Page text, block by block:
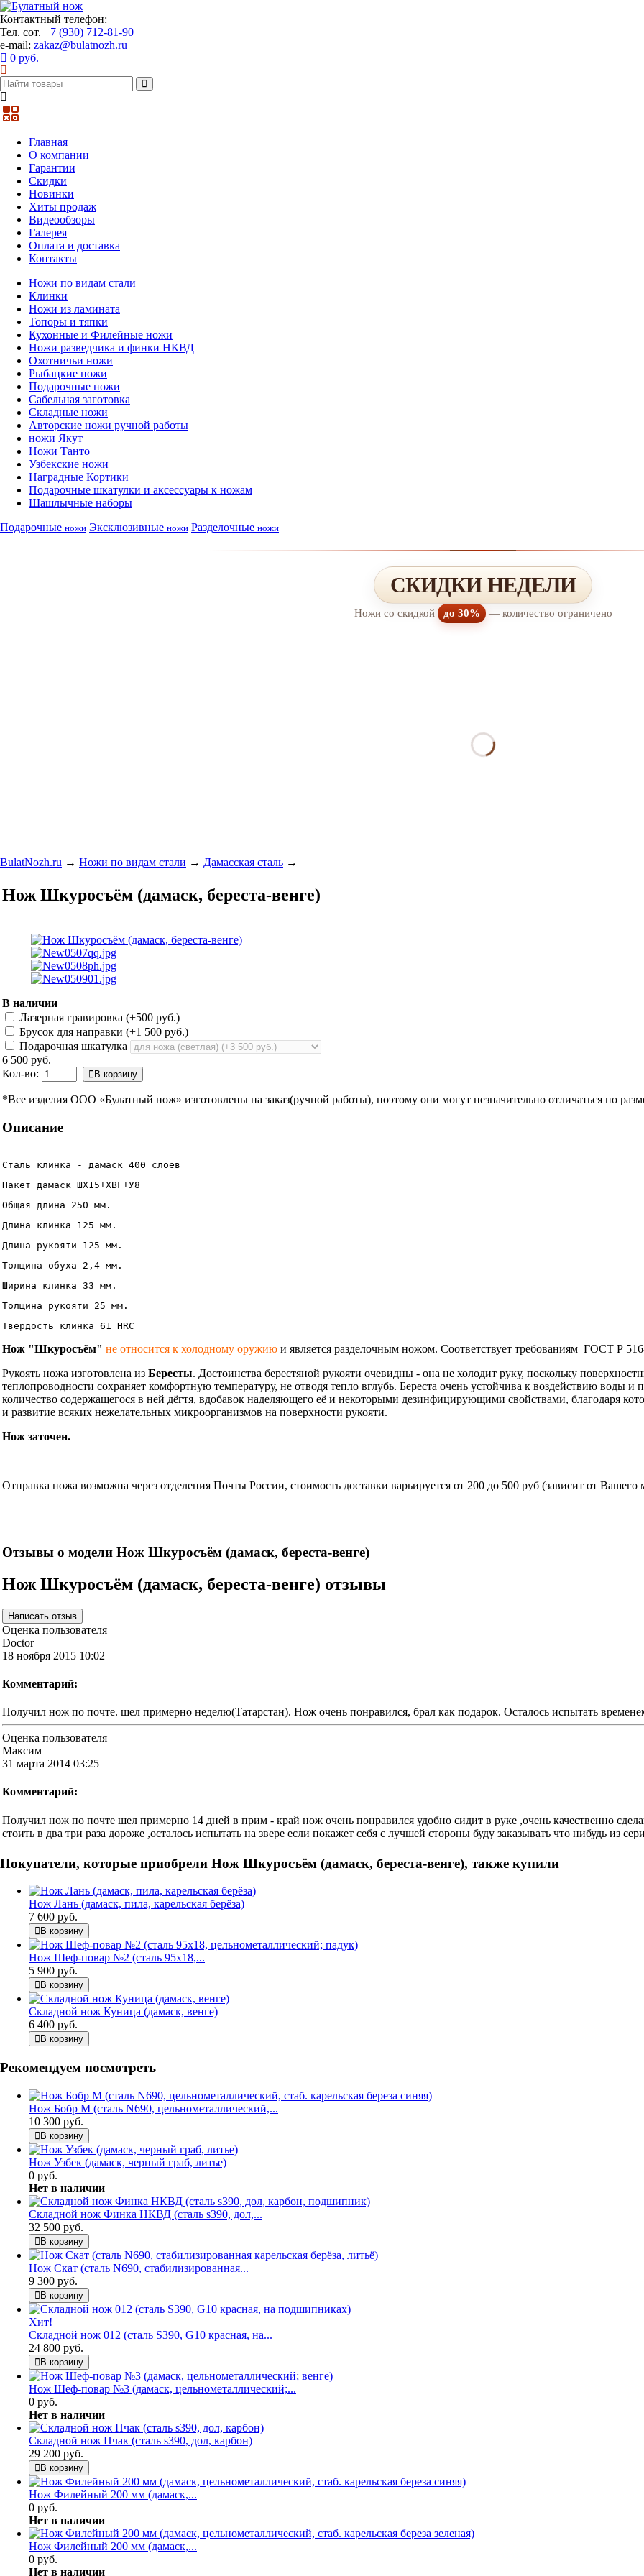
Контактный телефон:
Тел. сот. +7 (930) 712-81-90
e-mail: zakaz@bulatnozh.ru
0 руб.
Главная
О компании
Гарантии
Скидки
Новинки
Хиты продаж
Видеообзоры
Галерея
Оплата и доставка
Контакты
Ножи по видам стали
Клинки
Ножи из ламината
Топоры и тяпки
Кухонные и Филейные ножи
Ножи разведчика и финки НКВД
Охотничьи ножи
Рыбацкие ножи
Подарочные ножи
Сабельная заготовка
Складные ножи
Авторские ножи ручной работы
ножи Якут
Ножи Танто
Узбекские ножи
Наградные Кортики
Подарочные шкатулки и аксессуары к ножам
Шашлычные наборы
Подарочные ножи Эксклюзивные ножи Разделочные ножи
СКИДКИ НЕДЕЛИ
Ножи со скидкой до 30% — количество ограничено
BulatNozh.ru → Ножи по видам стали → Дамасская сталь →
Нож Шкуросъём (дамаск, береста-венге)
В наличии
Лазерная гравировка (+500 руб.)
Брусок для направки (+1 500 руб.)
Подарочная шкатулка
6 500 руб.
Кол-во:
В корзину
*Все изделия ООО «Булатный нож» изготовлены на заказ(ручной работы), поэтому они могут незначительно отличаться по
Описание
Сталь клинка - дамаск 400 слоёв
Пакет дамаск ШХ15+ХВГ+У8
Общая длина 250 мм.
Длина клинка 125 мм.
Длина рукояти 125 мм.
Толщина обуха 2,4 мм.
Ширина клинка 33 мм.
Толщина рукояти 25 мм.
Твёрдость клинка 61 HRC
Нож "Шкуросъём" не относится к холодному оружию и является разделочным ножом. Соответствует требованиям ГОСТ Р
Рукоять ножа изготовлена из Бересты. Достоинства берестяной рукояти очевидны - она не холодит руку, поскольку
теплопроводности сохраняет комфортную температуру, не отводя тепло вглубь. Береста очень устойчива к воздействию воды
количество содержащегося в ней дёгтя, вдобавок наделяющего её и некоторыми дезинфицирующими свойствами, благодаря
и развитие всяких нежелательных микроорганизмов на поверхности рукояти.
Нож заточен.
Отправка ножа возможна через отделения Почты России, стоимость доставки варьируется от 200 до 500 руб (зависит от
Отзывы о модели Нож Шкуросъём (дамаск, береста-венге)
Нож Шкуросъём (дамаск, береста-венге) отзывы
Оценка пользователя
Doctor
18 ноября 2015 10:02
Комментарий:
Получил нож по почте. шел примерно неделю(Татарстан). Нож очень понравился, брал как подарок. Осталось испытать
Оценка пользователя
Максим
31 марта 2014 03:25
Комментарий:
Получил нож по почте шел примерно 14 дней в прим - край нож очень понравился удобно сидит в руке ,очень качественно
стоить в два три раза дороже ,осталось испытать на звере если покажет себя с лучшей стороны буду заказывать что нибудь из
Покупатели, которые приобрели Нож Шкуросъём (дамаск, береста-венге), также купили
Нож Лань (дамаск, пила, карельская берёза)
7 600 руб.
В корзину
Нож Шеф-повар №2 (сталь 95х18,...
5 900 руб.
В корзину
Складной нож Куница (дамаск, венге)
6 400 руб.
В корзину
Рекомендуем посмотреть
Нож Бобр М (сталь N690, цельнометаллический,...
10 300 руб.
В корзину
Нож Узбек (дамаск, черный граб, литье)
0 руб.
Нет в наличии
Складной нож Финка НКВД (сталь s390, дол,...
32 500 руб.
В корзину
Нож Скат (сталь N690, стабилизированная...
9 300 руб.
В корзину
Хит!
Складной нож 012 (сталь S390, G10 красная, на...
24 800 руб.
В корзину
Нож Шеф-повар №3 (дамаск, цельнометаллический;...
0 руб.
Нет в наличии
Складной нож Пчак (сталь s390, дол, карбон)
29 200 руб.
В корзину
Нож Филейный 200 мм (дамаск,...
0 руб.
Нет в наличии
Нож Филейный 200 мм (дамаск,...
0 руб.
Нет в наличии